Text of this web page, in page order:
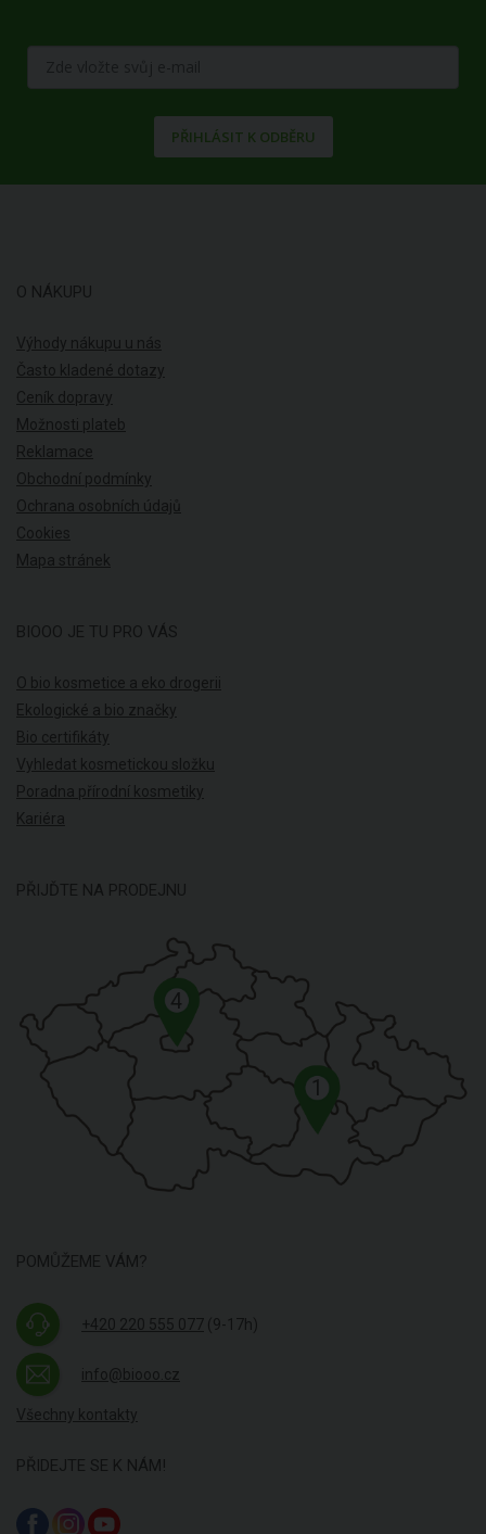
PŘIHLÁSIT K ODBĚRU
O NÁKUPU
Výhody nákupu u nás
Často kladené dotazy
Ceník dopravy
Možnosti plateb
Reklamace
Obchodní podmínky
Ochrana osobních údajů
Cookies
Mapa stránek
BIOOO JE TU PRO VÁS
O bio kosmetice a eko drogerii
Ekologické a bio značky
Bio certifikáty
Vyhledat kosmetickou složku
Poradna přírodní kosmetiky
Kariéra
PŘIJĎTE NA PRODEJNU
1
4
POMŮŽEME VÁM?
+420 220 555 077 (9-17h)
info@biooo.cz
Všechny kontakty
PŘIDEJTE SE K NÁM!